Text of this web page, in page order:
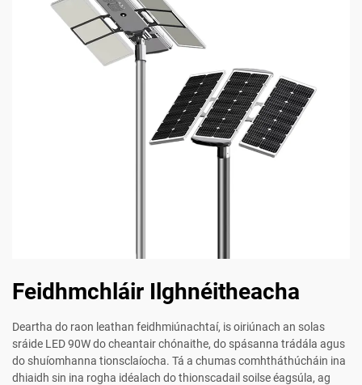
Feidhmchláir Ilghnéitheacha
Deartha do raon leathan feidhmiúnachtaí, is oiriúnach an solas
sráide LED 90W do cheantair chónaithe, do spásanna trádála agus
do shuíomhanna tionsclaíocha. Tá a chumas comhtháthúcháin ina
dhiaidh sin ina rogha idéalach do thionscadail soilse éagsúla, ag